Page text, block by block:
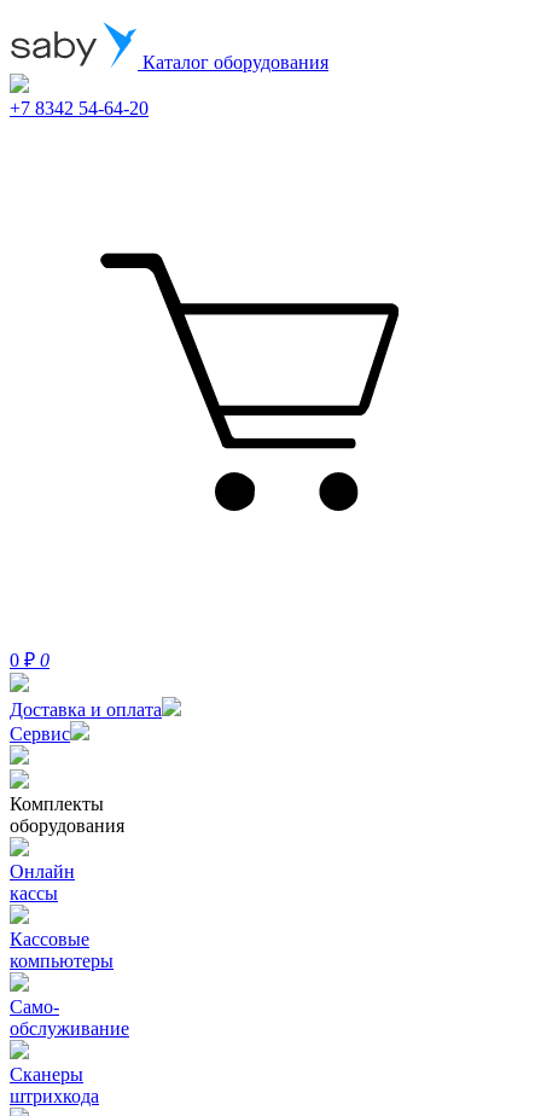
Каталог оборудования
+7 8342 54-64-20
0 ₽ 0
Доставка и оплата
Сервис
Комплекты
оборудования
Онлайн
кассы
Кассовые
компьютеры
Само-
обслуживание
Сканеры
штрихкода